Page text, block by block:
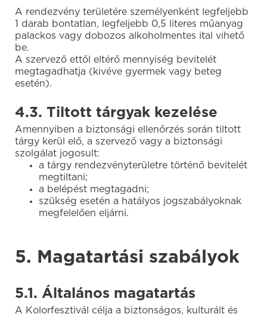
A rendezvény területére személyenként legfeljebb
1 darab bontatlan, legfeljebb 0,5 literes műanyag
palackos vagy dobozos alkoholmentes ital vihető
be.
A szervező ettől eltérő mennyiség bevitelét
megtagadhatja (kivéve gyermek vagy beteg
esetén).
4.3. Tiltott tárgyak kezelése
Amennyiben a biztonsági ellenőrzés során tiltott
tárgy kerül elő, a szervező vagy a biztonsági
szolgálat jogosult:
a tárgy rendezvényterületre történő bevitelét
megtiltani;
a belépést megtagadni;
szükség esetén a hatályos jogszabályoknak
megfelelően eljárni.
5. Magatartási szabályok
5.1. Általános magatartás
A Kolorfesztivál célja a biztonságos, kulturált és